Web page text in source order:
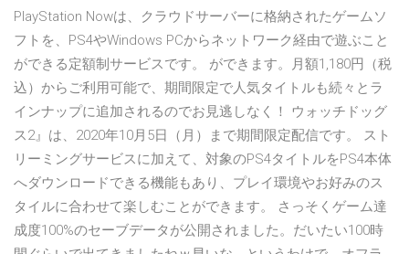
PlayStation Nowは、クラウドサーバーに格納されたゲームソ
フトを、PS4やWindows PCからネットワーク経由で遊ぶこと
ができる定額制サービスです。 ができます。月額1,180円（税
込）からご利用可能で、期間限定で人気タイトルも続々とラ
インナップに追加されるのでお見逃しなく！ ウォッチドッグ
ス2』は、2020年10月5日（月）まで期間限定配信です。 スト
リーミングサービスに加えて、対象のPS4タイトルをPS4本体
へダウンロードできる機能もあり、プレイ環境やお好みのス
タイルに合わせて楽しむことができます。 さっそくゲーム達
成度100%のセーブデータが公開されました。だいたい100時